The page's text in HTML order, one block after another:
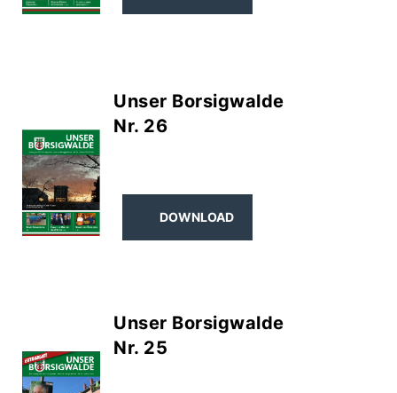
Unser Borsigwalde
Nr. 26
DOWNLOAD
Unser Borsigwalde
Nr. 25